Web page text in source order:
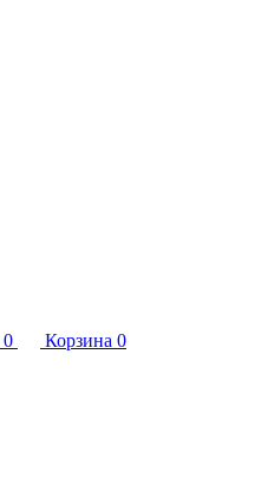
0 Корзина 0